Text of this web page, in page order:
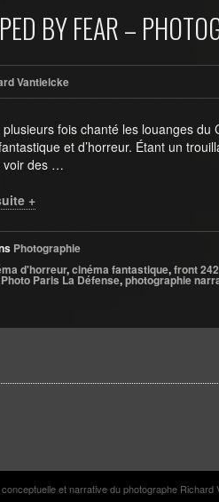
BY FEAR –
Vantielcke
plusieurs fois chanté les louanges
et d’horreur. Étant un
voir des …
+
Photographie
d'horreur,cinéma fantastique,front 242
Photo Paris La Défense,photographie
et narrative du photographe Richard